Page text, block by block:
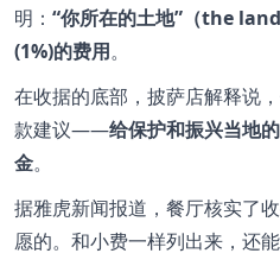
明： “你所在的土地”（the
(1%)的费用。
在收据的底部，披萨店解释说
款建议——给保护和振兴当地
金。
据雅虎新闻报道，餐厅核实了
愿的。和小费一样列出来，还